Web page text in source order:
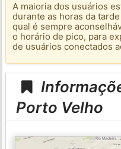
A maioria dos usuários
durante as horas da
qual é sempre
o horário de pico, para
de usuários conectados
Porto Velho